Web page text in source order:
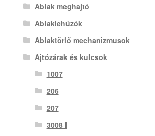
Ablak meghajtó
Ablaklehúzók
Ablaktörlő mechanizmusok
Ajtózárak és kulcsok
1007
206
207
3008 I